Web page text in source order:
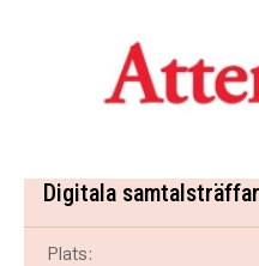
Digitala
Plats: